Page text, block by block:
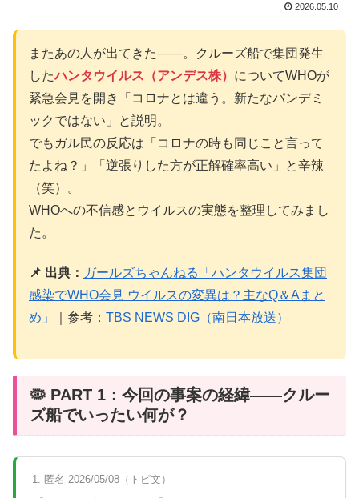
2026.05.10
またあの人が出てきた——。クルーズ船で集団発生
したハンタウイルス（アンデス株） についてWHOが
緊急会見を開き「コロナとは違う。新たなパンデミ
ックではない」と説明。
でもガル民の反応は「コロナの時も同じこと言って
たよね？」「逆張りした方が正解確率高い」と辛辣
（笑）。
WHOへの不信感とウイルスの実態を整理してみまし
た。
📌 出典： ガールズちゃんねる「ハンタウイルス集団
感染でWHO会見 ウイルスの変異は？主なQ＆Aまと
め」
｜参考： TBS NEWS DIG（南日本放送）
🦠 PART 1：今回の事案の経緯——クルー
ズ船でいったい何が？
1. 匿名 2026/05/08（トピ文）